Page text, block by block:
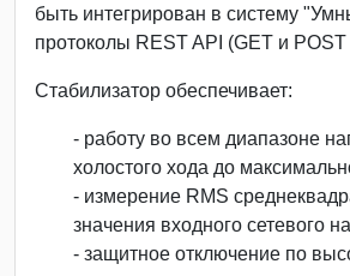
быть интегрирован в систему
протоколы REST API (GET и
Стабилизатор обеспечивает:
- работу во всем диапазоне
холостого хода до
- измерение RMS
значения входного сетевого
- защитное отключение по